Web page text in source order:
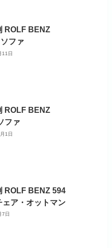
ROLF BENZ
ファ
11日
ROLF BENZ
ファ
1日
ROLF BENZ 594
ェア・オットマン
7日